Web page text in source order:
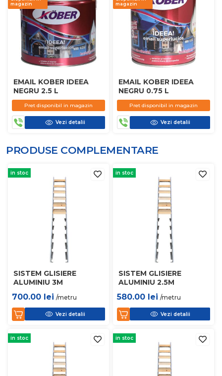
magazin
EMAIL KOBER IDEEA
NEGRU 2.5 L
Pret disponibil in magazin
Vezi detalii
magazin
EMAIL KOBER IDEEA
NEGRU 0.75 L
Pret disponibil in magazin
Vezi detalii
PRODUSE COMPLEMENTARE
in stoc
SISTEM GLISIERE
ALUMINIU 3M
700.00 lei /metru
Vezi detalii
in stoc
SISTEM GLISIERE
ALUMINIU 2.5M
580.00 lei /metru
Vezi detalii
in stoc in stoc